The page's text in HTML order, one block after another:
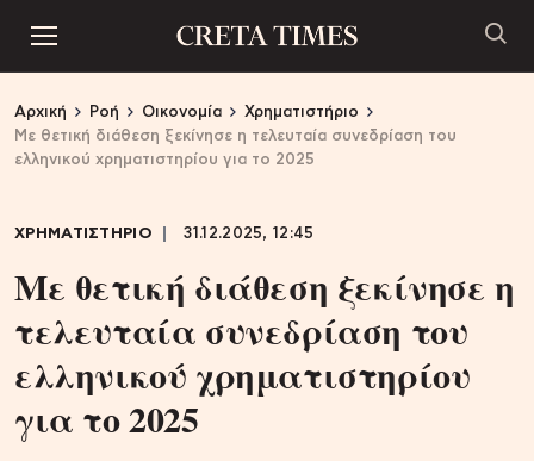
Αρχική Ροή Οικονομία
Χρηματιστήριο
Με θετική διάθεση ξεκίνησε η τελευταία συνεδρίαση του
ελληνικού χρηματιστηρίου για το 2025
ΧΡΗΜΑΤΙΣΤΗΡΙΟ 31.12.2025, 12:45
Με θετική διάθεση ξεκίνησε η
τελευταία συνεδρίαση του
ελληνικού χρηματιστηρίου
για το 2025